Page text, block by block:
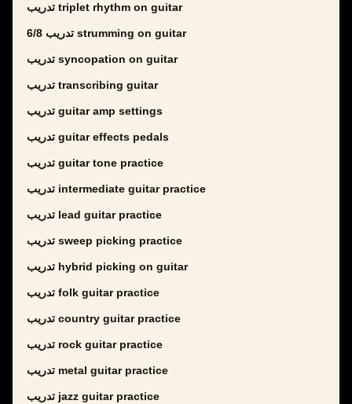
تدريب triplet rhythm on guitar
تدريب 6/8 strumming on guitar
تدريب syncopation on guitar
تدريب transcribing guitar
تدريب guitar amp settings
تدريب guitar effects pedals
تدريب guitar tone practice
تدريب intermediate guitar practice
تدريب lead guitar practice
تدريب sweep picking practice
تدريب hybrid picking on guitar
تدريب folk guitar practice
تدريب country guitar practice
تدريب rock guitar practice
تدريب metal guitar practice
تدريب jazz guitar practice